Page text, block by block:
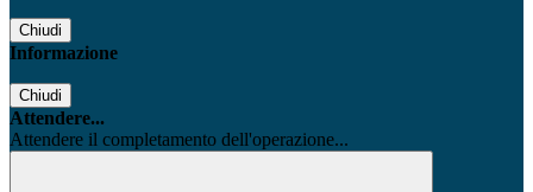
Chiudi
Informazione
Chiudi
Attendere...
Attendere il completamento dell'operazione...